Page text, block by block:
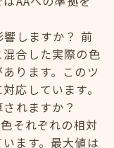
しますか？ 前
合した実際の色
ります。このツ
応しています。
れますか？
それぞれの相対
ます。最大値は